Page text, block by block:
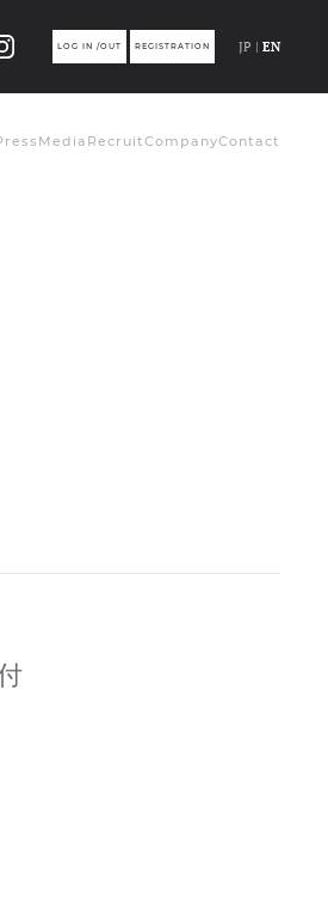
LOG IN /OUT REGISTRATION JP | EN
Media RecruitCompanyContact